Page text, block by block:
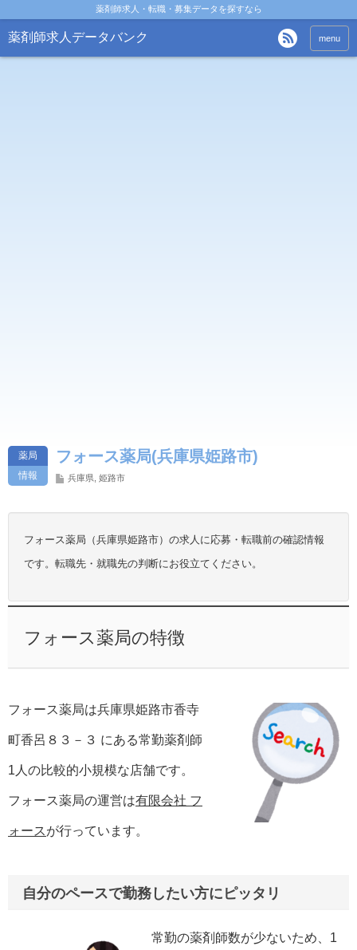
薬剤師求人・転職・募集データを探すなら
薬剤師求人データバンク menu
薬局
情報
フォース薬局(兵庫県姫路市)
兵庫県 姫路市
フォース薬局（兵庫県姫路市）の求人に応募・転職前の確認情報
です。転職先・就職先の判断にお役立てください。
フォース薬局の特徴
フォース薬局は兵庫県姫路市香寺
町香呂８３－３ にある常勤薬剤師
1人の比較的小規模な店舗です。
フォース薬局の運営は有限会社 フ
ォースが行っています。
自分のペースで勤務したい方にピッタリ
常勤の薬剤師数が少ないため、1